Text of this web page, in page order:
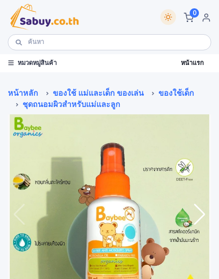
0
หมวดหมู่สินค้า หน้าแรก
หน้าหลัก ของใช้ แม่และเด็ก ของเล่น
ของใช้เด็ก
ชุดถนอมผิวสำหรับแม่และลูก